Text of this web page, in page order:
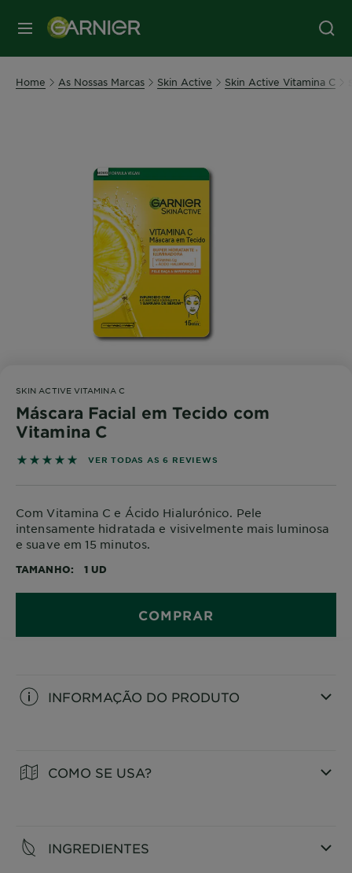
MENU
Home As Nossas Marcas Skin Active Skin Active Vitamina C
SKIN ACTIVE VITAMINA C
Máscara Facial em Tecido com
Vitamina C
5 out of 5 stars based on reviews
VER TODAS AS 6 REVIEWS
Com Vitamina C e Ácido Hialurónico. Pele
intensamente hidratada e visivelmente mais luminosa
e suave em 15 minutos.
TAMANHO 1 UD
COMPRAR
INFORMAÇÃO DO PRODUTO
COMO SE USA?
INGREDIENTES